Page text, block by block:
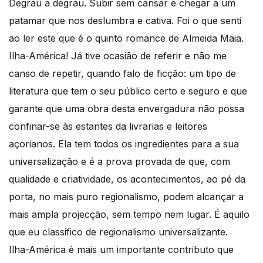
Degrau a degrau. Subir sem cansar e chegar a um
patamar que nos deslumbra e cativa. Foi o que senti
ao ler este que é o quinto romance de Almeida Maia.
Ilha-América! Já tive ocasião de referir e não me
canso de repetir, quando falo de ficção: um tipo de
literatura que tem o seu público certo e seguro e que
garante que uma obra desta envergadura não possa
confinar-se às estantes da livrarias e leitores
açorianos. Ela tem todos os ingredientes para a sua
universalização e é a prova provada de que, com
qualidade e criatividade, os acontecimentos, ao pé da
porta, no mais puro regionalismo, podem alcançar a
mais ampla projecção, sem tempo nem lugar. É aquilo
que eu classifico de regionalismo universalizante.
Ilha-América é mais um importante contributo que